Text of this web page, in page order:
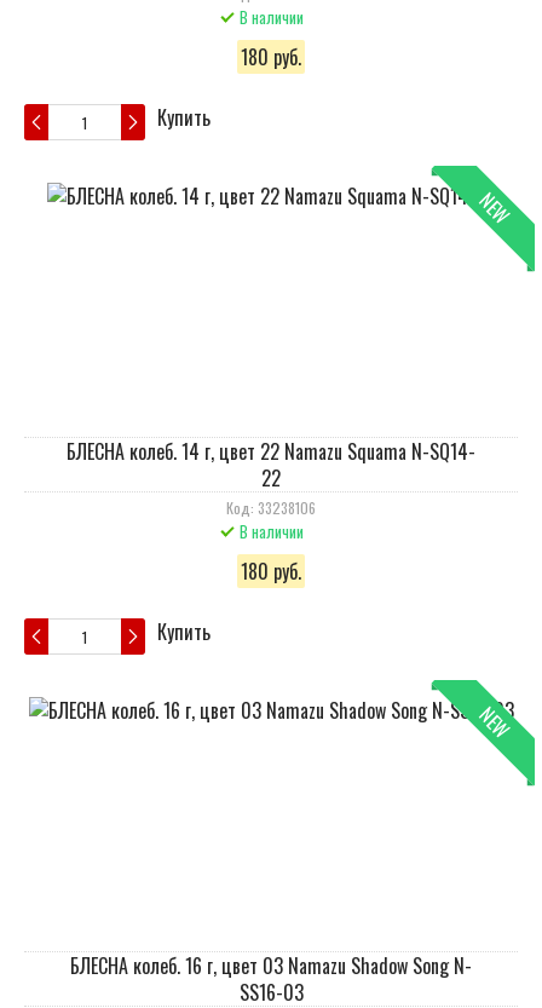
В наличии
180 руб.
Купить
NEW
БЛЕСНА колеб. 14 г, цвет 22 Namazu Squama N-SQ14-
22
Код: 33238106
В наличии
180 руб.
Купить
NEW
БЛЕСНА колеб. 16 г, цвет 03 Namazu Shadow Song N-
SS16-03